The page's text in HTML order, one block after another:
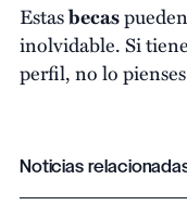
Estasbecas
inolvidable. Si
perfil, no lo
Noticias